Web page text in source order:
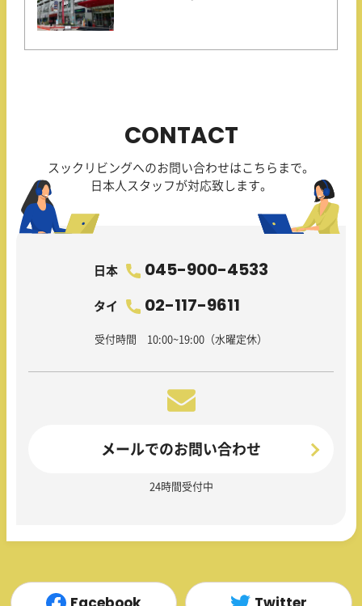
CONTACT
スックリビングへのお問い合わせはこちらまで。
日本人スタッフが対応致します。
日本 045-900-4533
タイ 02-117-9611
受付時間 10:00~19:00（水曜定休）
メールでのお問い合わせ
24時間受付中